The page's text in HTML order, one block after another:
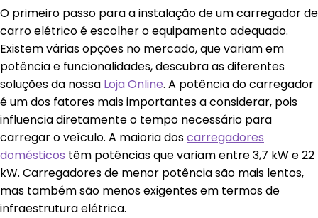
O primeiro passo para a instalação de um carregador de
carro elétrico é escolher o equipamento adequado.
Existem várias opções no mercado, que variam em
potência e funcionalidades, descubra as diferentes
soluções da nossa Loja Online. A potência do carregador
é um dos fatores mais importantes a considerar, pois
influencia diretamente o tempo necessário para
carregar o veículo. A maioria doscarregadores
domésticos têm potências que variam entre 3,7 kW e 22
kW. Carregadores de menor potência são mais lentos,
mas também são menos exigentes em termos de
infraestrutura elétrica.